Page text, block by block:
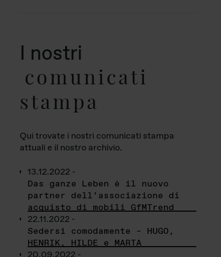
I nostri
comunicati
stampa
Qui trovate i nostri comunicati stampa
attuali e il nostro archivio.
13.12.2022 -
Das ganze Leben è il nuovo
partner dell’associazione di
acquisto di mobili GfMTrend
22.11.2022 -
Sedersi comodamente – HUGO,
HENRIK, HILDE e MARTA
20.09.2022 -